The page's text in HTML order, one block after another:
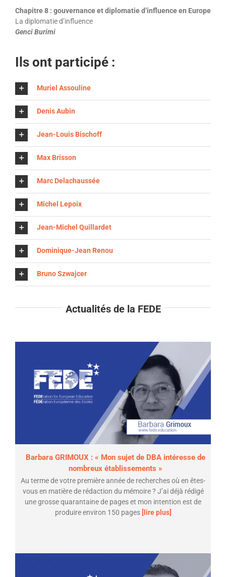
Chapitre 8 : gouvernance et diplomatie d’influence en Europe
La diplomatie d’influence
Genci Burimi
Ils ont participé :
Muriel Assouline
Denis Aubin
Jean-Louis Bischoff
Max Brisson
Marc Delachaussée
Michel Lepoix
Jean-Michel Quillardet
Dominique-Jean Renou
Bruno Szwajcer
Actualités de la FEDE
Barbara GRIMOUX : « Mon sujet de DBA intéresse de
nombreux établissements »
Au terme de votre première année de recherches où en êtes-
vous en matière de rédaction du mémoire ? J’ai déjà rédigé
une grosse quarantaine de pages et mon intention est de
produire environ 150 pages [lire plus]